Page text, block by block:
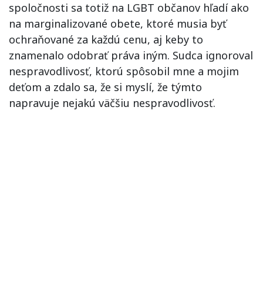
spoločnosti sa totiž na LGBT občanov hľadí ako
na marginalizované obete, ktoré musia byť
ochraňované za každú cenu, aj keby to
znamenalo odobrať práva iným. Sudca ignoroval
nespravodlivosť, ktorú spôsobil mne a mojim
deťom a zdalo sa, že si myslí, že týmto
napravuje nejakú väčšiu nespravodlivosť.